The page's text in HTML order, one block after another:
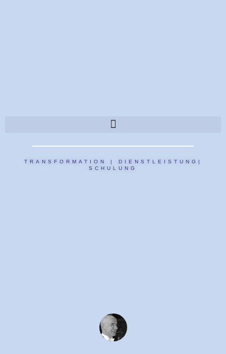
TRANSFORMATION | DIENSTLEISTUNG|
SCHULUNG